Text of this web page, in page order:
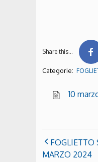
Share this…
Categorie:
10
FOGLIETTO
MARZO 2024